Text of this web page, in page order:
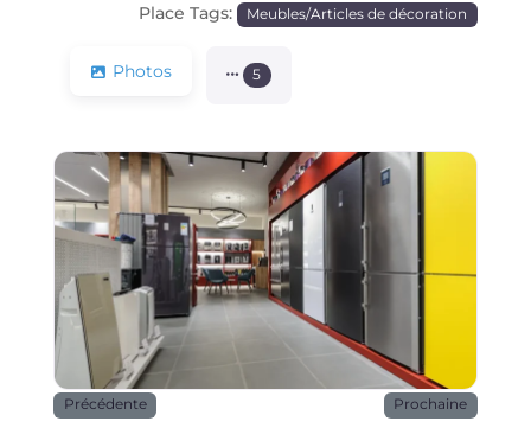
Place Tags: Meubles/Articles de décoration
Photos 5
Précédente Prochaine